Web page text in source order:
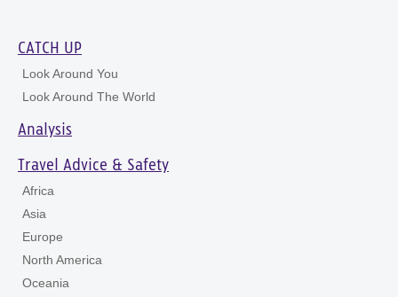
CATCH UP
Look Around You
Look Around The World
Analysis
Travel Advice & Safety
Africa
Asia
Europe
North America
Oceania